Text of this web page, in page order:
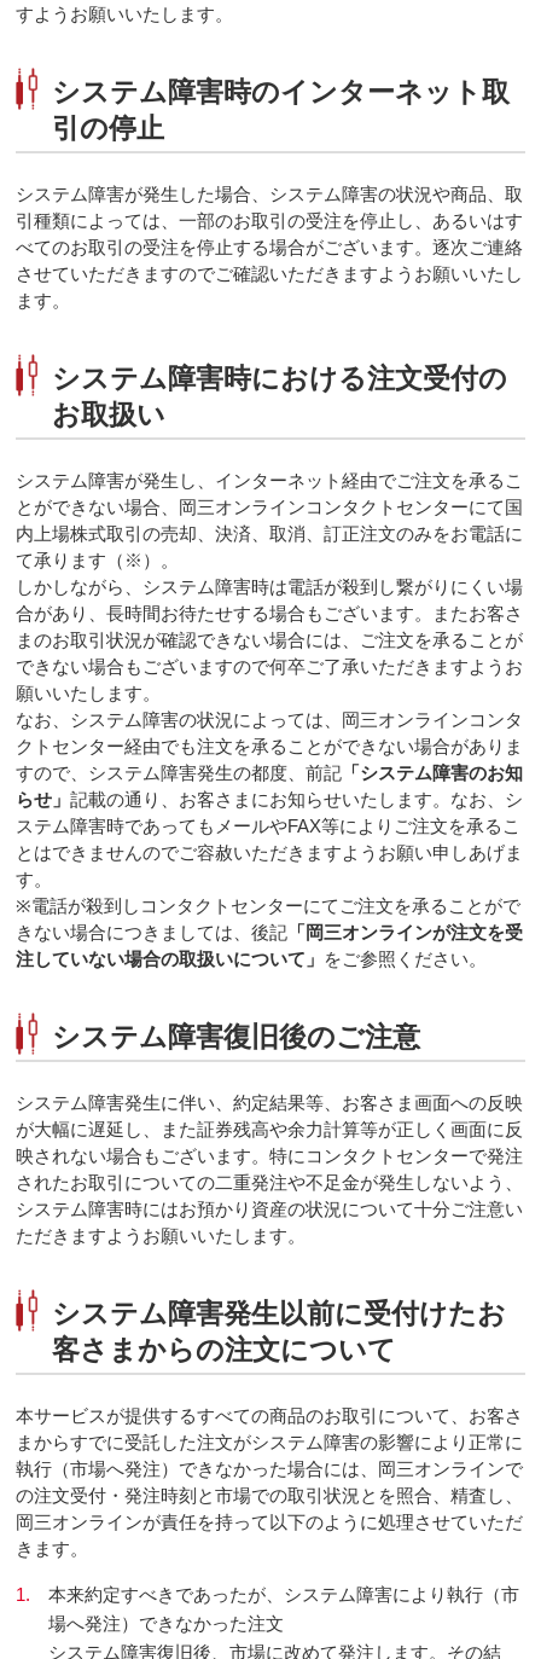
すようお願いいたします。
システム障害時のインターネット取
引の停止
システム障害が発生した場合、システム障害の状況や商品、取
引種類によっては、一部のお取引の受注を停止し、あるいはす
べてのお取引の受注を停止する場合がございます。逐次ご連絡
させていただきますのでご確認いただきますようお願いいたし
ます。
システム障害時における注文受付の
お取扱い
システム障害が発生し、インターネット経由でご注文を承るこ
とができない場合、岡三オンラインコンタクトセンターにて国
内上場株式取引の売却、決済、取消、訂正注文のみをお電話に
て承ります（※）。
しかしながら、システム障害時は電話が殺到し繋がりにくい場
合があり、長時間お待たせする場合もございます。またお客さ
まのお取引状況が確認できない場合には、ご注文を承ることが
できない場合もございますので何卒ご了承いただきますようお
願いいたします。
なお、システム障害の状況によっては、岡三オンラインコンタ
クトセンター経由でも注文を承ることができない場合がありま
すので、システム障害発生の都度、前記 「システム障害のお知
らせ」記載の通り、お客さまにお知らせいたします。なお、シ
ステム障害時であってもメールやFAX等によりご注文を承るこ
とはできませんのでご容赦いただきますようお願い申しあげま
す。
※電話が殺到しコンタクトセンターにてご注文を承ることがで
きない場合につきましては、後記 「岡三オンラインが注文を受
注していない場合の取扱いについて」 をご参照ください。
システム障害復旧後のご注意
システム障害発生に伴い、約定結果等、お客さま画面への反映
が大幅に遅延し、また証券残高や余力計算等が正しく画面に反
映されない場合もございます。特にコンタクトセンターで発注
されたお取引についての二重発注や不足金が発生しないよう、
システム障害時にはお預かり資産の状況について十分ご注意い
ただきますようお願いいたします。
システム障害発生以前に受付けたお
客さまからの注文について
本サービスが提供するすべての商品のお取引について、お客さ
まからすでに受託した注文がシステム障害の影響により正常に
執行（市場へ発注）できなかった場合には、岡三オンラインで
の注文受付・発注時刻と市場での取引状況とを照合、精査し、
岡三オンラインが責任を持って以下のように処理させていただ
きます。
1.
本来約定すべきであったが、システム障害により執行（市
場へ発注）できなかった注文
システム障害復旧後、市場に改めて発注します。その結